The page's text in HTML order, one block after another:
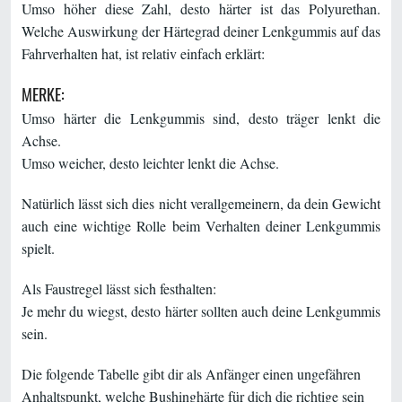
Umso höher diese Zahl, desto härter ist das Polyurethan.
Welche Auswirkung der Härtegrad deiner Lenkgummis auf das
Fahrverhalten hat, ist relativ einfach erklärt:
MERKE:
Umso härter die Lenkgummis sind, desto träger lenkt die
Achse.
Umso weicher, desto leichter lenkt die Achse.
Natürlich lässt sich dies nicht verallgemeinern, da dein Gewicht
auch eine wichtige Rolle beim Verhalten deiner Lenkgummis
spielt.
Als Faustregel lässt sich festhalten:
Je mehr du wiegst, desto härter sollten auch deine Lenkgummis
sein.
Die folgende Tabelle gibt dir als Anfänger einen ungefähren
Anhaltspunkt, welche Bushinghärte für dich die richtige sein